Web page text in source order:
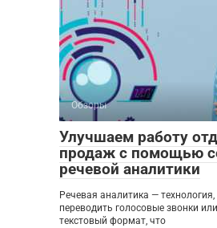
Обзоры
Улучшаем работу
продаж с помощью
речевой аналитики
Речевая аналитика —
переводить голосовые звонки
текстовый формат, что